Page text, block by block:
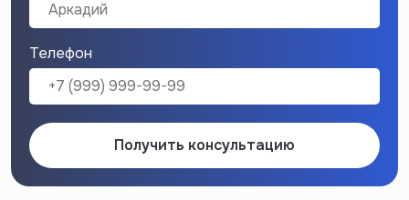
Телефон
Получить консультацию